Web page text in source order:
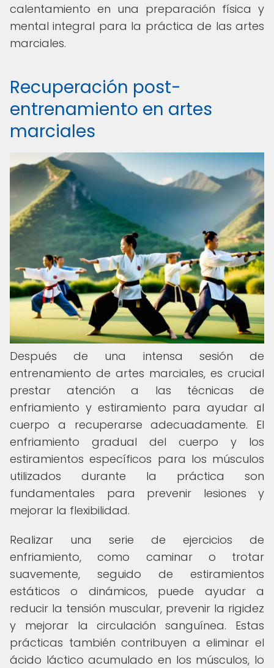
calentamiento en una preparación física y
mental integral para la práctica de las artes
marciales.
Recuperación post-
entrenamiento en artes
marciales
Después de una intensa sesión de
entrenamiento de artes marciales, es crucial
prestar atención a las técnicas de
enfriamiento y estiramiento para ayudar al
cuerpo a recuperarse adecuadamente. El
enfriamiento gradual del cuerpo y los
estiramientos específicos para los músculos
utilizados durante la práctica son
fundamentales para prevenir lesiones y
mejorar la flexibilidad.
Realizar una serie de ejercicios de
enfriamiento, como caminar o trotar
suavemente, seguido de estiramientos
estáticos o dinámicos, puede ayudar a
reducir la tensión muscular, prevenir la rigidez
y mejorar la circulación sanguínea. Estas
prácticas también contribuyen a eliminar el
ácido láctico acumulado en los músculos, lo